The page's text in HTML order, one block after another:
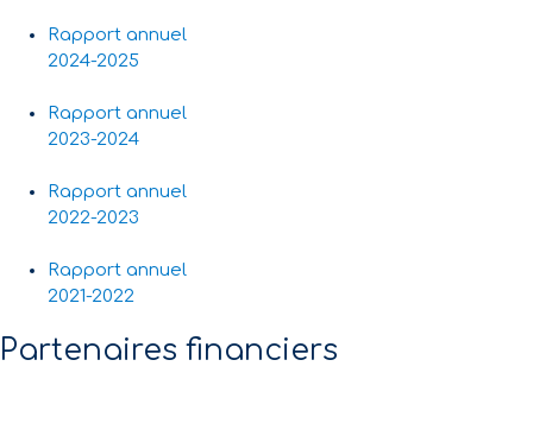
Rapport annuel
2024-2025
Rapport annuel
2023-2024
Rapport annuel
2022-2023
Rapport annuel
2021-2022
Partenaires financiers